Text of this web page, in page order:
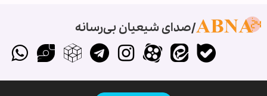
صدای شیعیان بی‌رسانه